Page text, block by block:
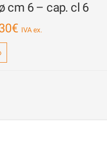
cm 6 – cap. cl 6
€